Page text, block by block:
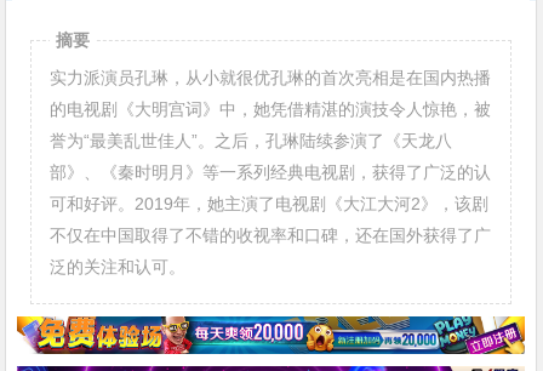
摘要
实力派演员孔琳，从小就很优孔琳的首次亮相是在国内热播
的电视剧《大明宫词》中，她凭借精湛的演技令人惊艳，被
誉为“最美乱世佳人”。之后，孔琳陆续参演了《天龙八
部》、《秦时明月》等一系列经典电视剧，获得了广泛的认
可和好评。2019年，她主演了电视剧《大江大河2》，该剧
不仅在中国取得了不错的收视率和口碑，还在国外获得了广
泛的关注和认可。